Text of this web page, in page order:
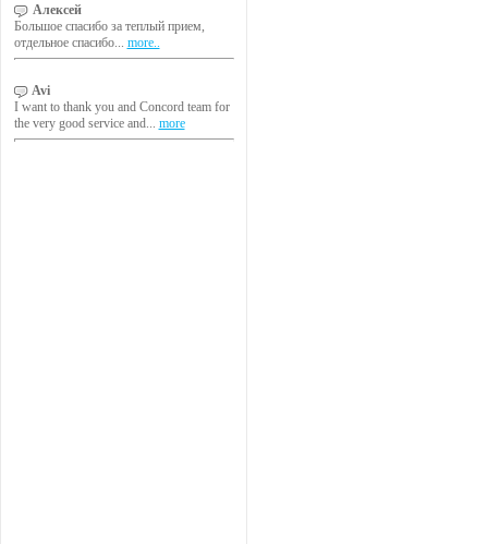
Алексей
Большое спасибо за теплый прием,
отдельное спасибо... more..
Avi
I want to thank you and Concord team for
the very good service and... more